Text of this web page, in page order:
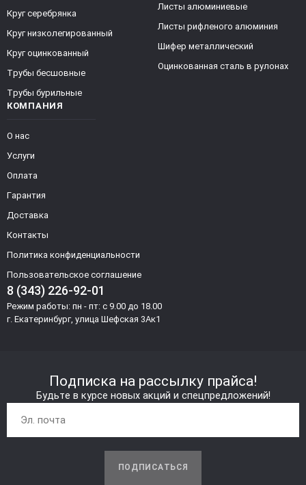
КОМПАНИЯ
О нас
Услуги
Оплата
Гарантия
Доставка
Контакты
Политика конфиденциальности
Пользовательское соглашение
8 (343) 226-92-01
Режим работы: пн - пт: с 9.00 до 18.00
г. Екатеринбург, улица Шефская 3Ак1
Круг серебрянка
Круг низколегированный
Круг оцинкованный
Трубы бесшовные
Трубы бурильные
Листы алюминиевые
Листы рифленого алюминия
Шифер металлический
Оцинкованная сталь в рулонах
Подписка на рассылку прайса!
Будьте в курсе новых акций и спецпредложений!
ПОДПИСАТЬСЯ